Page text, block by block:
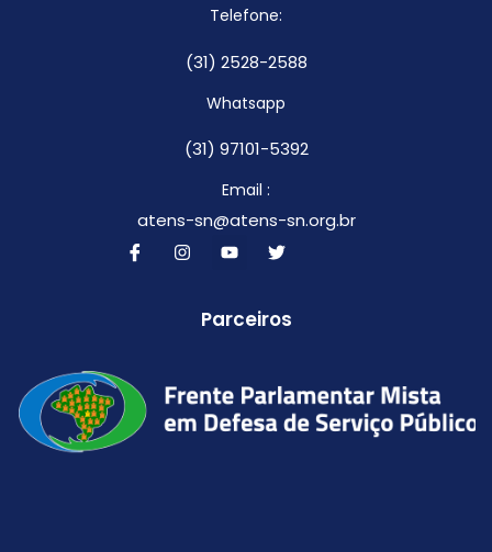
Telefone:
(31) 2528-2588
Whatsapp
(31) 97101-5392
Email :
atens-sn@atens-sn.org.br
Parceiros